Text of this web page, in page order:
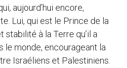
aujourd’hui encore,
Lui, qui est le Prince de la
stabilité à la Terre qu’il a
le monde, encourageant la
Israéliens et Palestiniens.